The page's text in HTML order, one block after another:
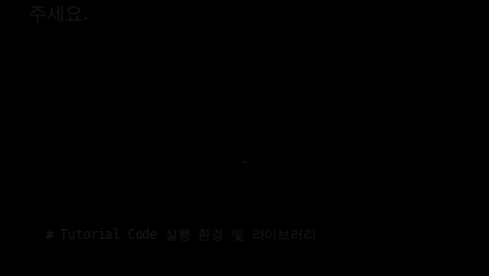
주세요.
-
# Tutorial Code 실행 환경 및 라이브러리